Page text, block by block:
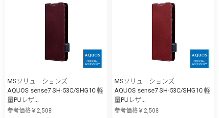
MSソリューションズ
AQUOS sense7 SH-53C/SHG10 軽
量PUレザ...
参考価格￥2,508
MSソリューションズ
AQUOS sense7 SH-53C/SHG10 軽
量PUレザ...
参考価格￥2,508